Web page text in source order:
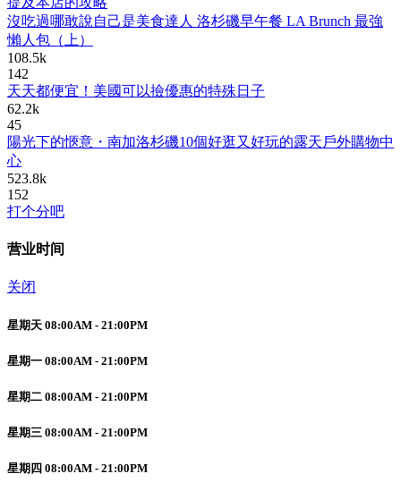
沒吃過哪敢說自己是美食達人 洛杉磯早午餐 LA Brunch 最強
懶人包（上）
108.5k
142
天天都便宜！美國可以撿優惠的特殊日子
62.2k
45
陽光下的愜意・南加洛杉磯10個好逛又好玩的露天戶外購物中
心
523.8k
152
打个分吧
营业时间
关闭
星期天 08:00AM - 21:00PM
星期一 08:00AM - 21:00PM
星期二 08:00AM - 21:00PM
星期三 08:00AM - 21:00PM
星期四 08:00AM - 21:00PM